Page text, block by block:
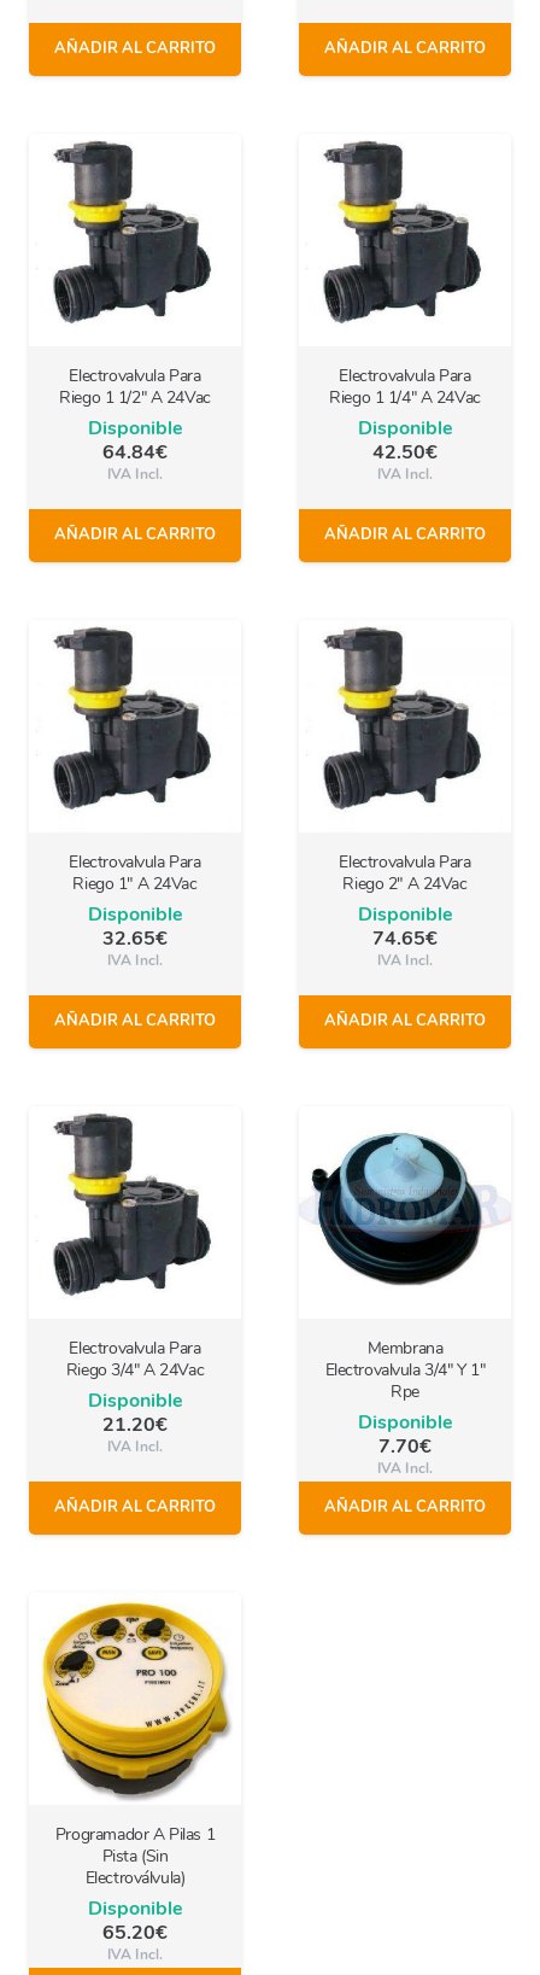
AÑADIR AL CARRITO AÑADIR AL CARRITO
Electrovalvula Para
Riego 1 1/2″ A 24Vac
Disponible
64.84€
IVA Incl.
AÑADIR AL CARRITO
Electrovalvula Para
Riego 1 1/4″ A 24Vac
Disponible
42.50€
IVA Incl.
AÑADIR AL CARRITO
Electrovalvula Para
Riego 1″ A 24Vac
Disponible
32.65€
IVA Incl.
AÑADIR AL CARRITO
Electrovalvula Para
Riego 2″ A 24Vac
Disponible
74.65€
IVA Incl.
AÑADIR AL CARRITO
Electrovalvula Para
Riego 3/4″ A 24Vac
Disponible
21.20€
IVA Incl.
AÑADIR AL CARRITO
Membrana
Electrovalvula 3/4″ Y 1″
Rpe
Disponible
7.70€
IVA Incl.
AÑADIR AL CARRITO
Programador A Pilas 1
Pista (Sin
Electroválvula)
Disponible
65.20€
IVA Incl.